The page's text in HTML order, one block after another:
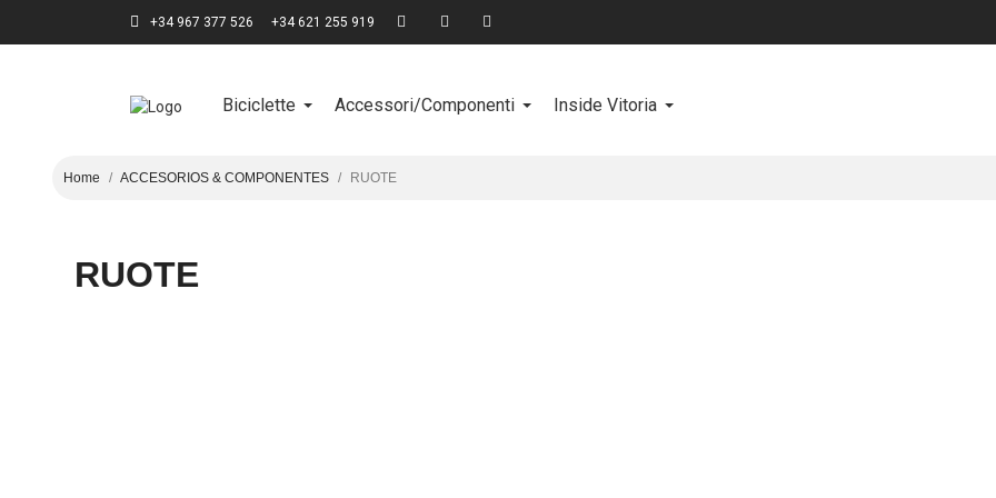
+34 967 377 526 +34 621 255 919
Biciclette Accessori/Componenti Inside Vitoria
Home ACCESORIOS & COMPONENTES RUOTE
RUOTE